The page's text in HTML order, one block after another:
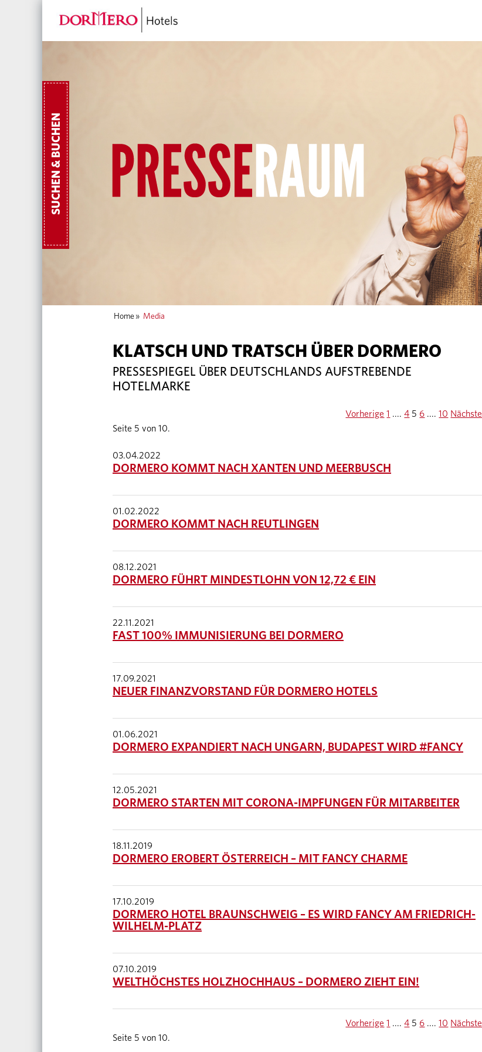
SUCHEN & BUCHEN
Home » Media
KLATSCH UND TRATSCH ÜBER DORMERO
PRESSESPIEGEL ÜBER DEUTSCHLANDS AUFSTREBENDE
HOTELMARKE
Seite 5 von 10.
Vorherige 1 .... 4 5 6 .... 10 Nächste
03.04.2022
DORMERO KOMMT NACH XANTEN UND MEERBUSCH
01.02.2022
DORMERO KOMMT NACH REUTLINGEN
08.12.2021
DORMERO FÜHRT MINDESTLOHN VON 12,72 € EIN
22.11.2021
FAST 100% IMMUNISIERUNG BEI DORMERO
17.09.2021
NEUER FINANZVORSTAND FÜR DORMERO HOTELS
01.06.2021
DORMERO EXPANDIERT NACH UNGARN, BUDAPEST WIRD #FANCY
12.05.2021
DORMERO STARTEN MIT CORONA-IMPFUNGEN FÜR MITARBEITER
18.11.2019
DORMERO EROBERT ÖSTERREICH – MIT FANCY CHARME
17.10.2019
DORMERO HOTEL BRAUNSCHWEIG – ES WIRD FANCY AM FRIEDRICH-
WILHELM-PLATZ
07.10.2019
WELTHÖCHSTES HOLZHOCHHAUS – DORMERO ZIEHT EIN!
Seite 5 von 10.
Vorherige 1 .... 4 5 6 .... 10 Nächste